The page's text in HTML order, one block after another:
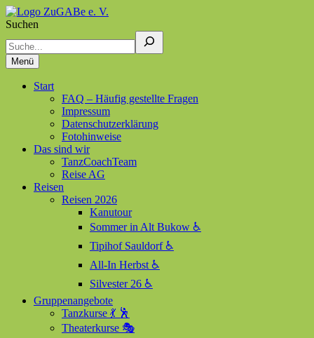
Suchen
Menü
Start
FAQ – Häufig gestellte Fragen
Impressum
Datenschutzerklärung
Fotohinweise
Das sind wir
TanzCoachTeam
Reise AG
Reisen
Reisen 2026
Kanutour
Sommer in Alt Bukow ♿
Tipihof Sauldorf ♿
All-In Herbst ♿
Silvester 26 ♿
Gruppenangebote
Tanzkurse 💃 🕺
Theaterkurse 🎭